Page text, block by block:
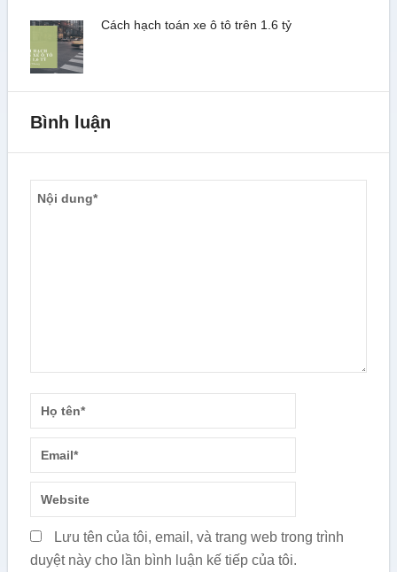
Cách hạch toán xe ô tô trên 1.6 tỷ
Bình luận
Lưu tên của tôi, email, và trang web trong trình
duyệt này cho lần bình luận kế tiếp của tôi.